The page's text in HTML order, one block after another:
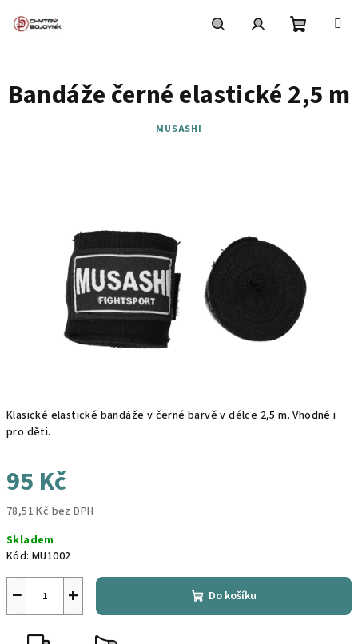
košík
Klasické elastické bandáže v černé barvě v délce 2,5 m. Vhodné i
pro děti.
95 Kč
78,51 Kč bez DPH
cena:
Skladem
Kód: MU1002
+
− Do košíku
Bandáže černé elastické 2,5 m
MUSASHI